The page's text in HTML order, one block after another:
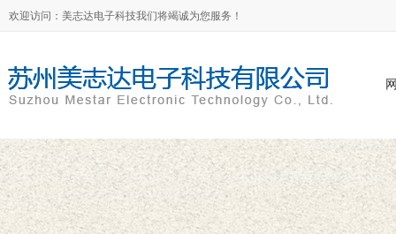
欢迎访问：美志达电子科技我们将竭诚为您服务！